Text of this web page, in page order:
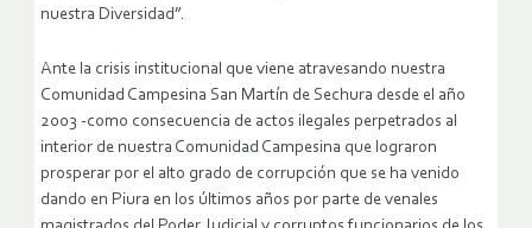
nuestra Diversidad”.
Ante la crisis institucional que viene atravesando nuestra
Comunidad Campesina San Martín de Sechura desde el año
2003 -como consecuencia de actos ilegales perpetrados al
interior de nuestra Comunidad Campesina que lograron
prosperar por el alto grado de corrupción que se ha venido
dando en Piura en los últimos años por parte de venales